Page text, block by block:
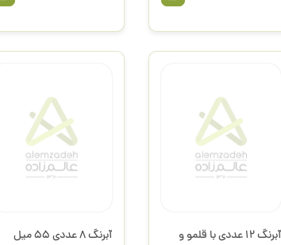
آبرنگ 12 عددی با قلمو و
آبرنگ 8 عددی 55 میل